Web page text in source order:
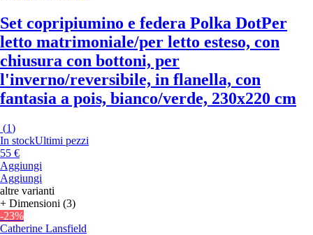
Set copripiumino e federa Polka DotPer
letto matrimoniale/per letto esteso, con
chiusura con bottoni, per
l'inverno/reversibile, in flanella, con
fantasia a pois, bianco/verde, 230x220 cm
(1)
In stockUltimi pezzi
55 €
Aggiungi
Aggiungi
altre varianti
+ Dimensioni (3)
-23%
Catherine Lansfield